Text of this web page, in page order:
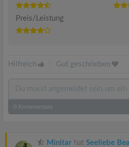
Preis/Leistung
Hilfreich Gut geschrieben
0 Kommentare
Minitar hat Seeliebe